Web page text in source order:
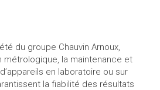
du groupe Chauvin Arnoux,
métrologique, la maintenance et
en laboratoire ou sur
la fiabilité des résultats